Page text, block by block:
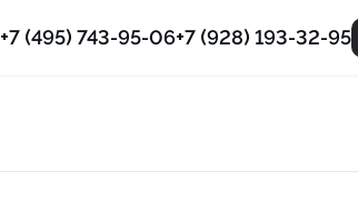
+7 (495) 743-95-06+7 (928) 193-32-95